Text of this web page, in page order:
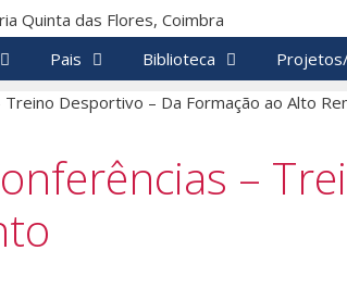
Pais Biblioteca
–